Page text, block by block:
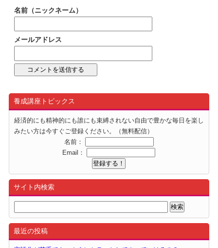
名前（ニックネーム）
メールアドレス
養成講座トピックス
経済的にも精神的にも誰にも束縛されない自由で豊かな毎日を楽し
みたい方は今すぐご登録ください。（無料配信）
名前：
Email：
サイト内検索
最近の投稿